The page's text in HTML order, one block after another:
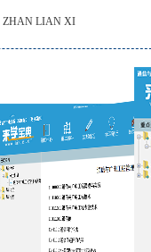
ZHAN LIAN XI